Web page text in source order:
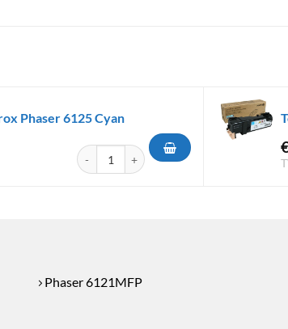
Phaser 6125 Cyan
quantité de Toner Xerox Phaser 6125 Cyan
Phaser 6121MFP